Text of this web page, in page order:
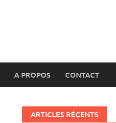
A PROPOS CONTACT
ARTICLES RÉCENTS